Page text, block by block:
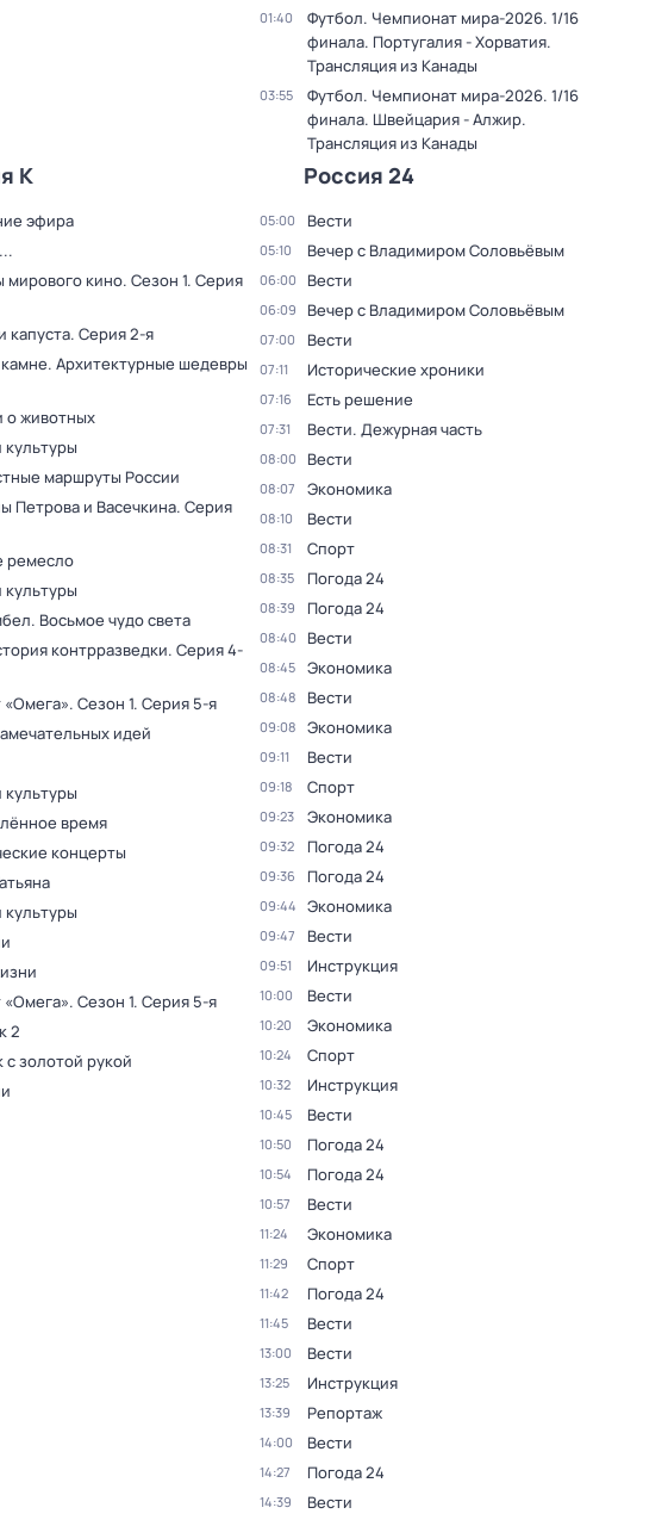
01:40
Футбол. Чемпионат мира-2026. 1/16
финала. Португалия - Хорватия.
Трансляция из Канады
03:55
Футбол. Чемпионат мира-2026. 1/16
финала. Швейцария - Алжир.
Трансляция из Канады
К
эфира
мирового кино. Сезон 1. Серия
капуста. Серия 2-я
Архитектурные шедевры
о животных
культуры
маршруты России
Петрова и Васечкина. Серия
ремесло
культуры
Восьмое чудо света
контрразведки. Серия 4-
«Омега». Сезон 1. Серия 5-я
идей
культуры
время
концерты
культуры
«Омега». Сезон 1. Серия 5-я
2
с золотой рукой
Россия 24
05:00 Вести
05:10 Вечер с Владимиром Соловьёвым
06:00 Вести
06:09 Вечер с Владимиром Соловьёвым
07:00 Вести
07:11 Исторические хроники
07:16 Есть решение
07:31 Вести. Дежурная часть
08:00 Вести
08:07 Экономика
08:10 Вести
08:31 Спорт
08:35 Погода 24
08:39 Погода 24
08:40 Вести
08:45 Экономика
08:48 Вести
09:08 Экономика
09:11 Вести
09:18 Спорт
09:23 Экономика
09:32 Погода 24
09:36 Погода 24
09:44 Экономика
09:47 Вести
09:51 Инструкция
10:00 Вести
10:20 Экономика
10:24 Спорт
10:32 Инструкция
10:45 Вести
10:50 Погода 24
10:54 Погода 24
10:57 Вести
11:24 Экономика
11:29 Спорт
11:42 Погода 24
11:45 Вести
13:00 Вести
13:25 Инструкция
13:39 Репортаж
14:00 Вести
14:27 Погода 24
14:39 Вести